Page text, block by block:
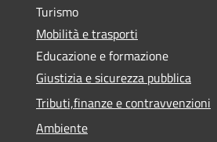
Turismo
Mobilità e trasporti
Educazione e formazione
Giustizia e sicurezza pubblica
Tributi,finanze e contravvenzioni
Ambiente